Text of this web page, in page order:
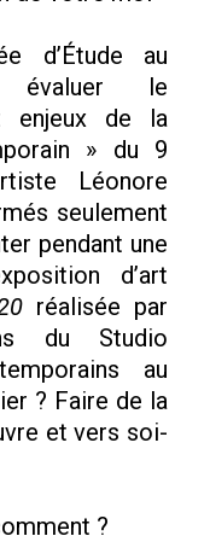
d’Étude au
évaluer le
enjeux de la
» du 9
Léonore
seulement
pendant une
d’art
réalisée par
du Studio
au
? Faire de la
et vers soi-
?